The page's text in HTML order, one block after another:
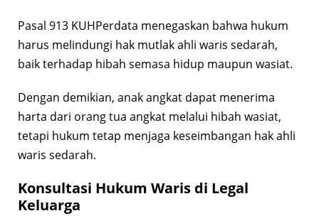
Pasal 913 KUHPerdata menegaskan bahwa hukum
harus melindungi hak mutlak ahli waris sedarah,
baik terhadap hibah semasa hidup maupun wasiat.
Dengan demikian, anak angkat dapat menerima
harta dari orang tua angkat melalui hibah wasiat,
tetapi hukum tetap menjaga keseimbangan hak ahli
waris sedarah.
Konsultasi Hukum Waris di Legal
Keluarga